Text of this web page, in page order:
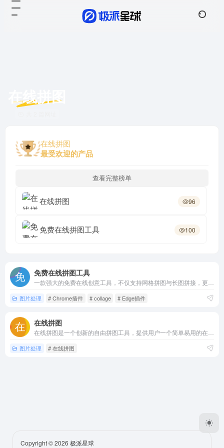
在线拼图
在线拼图
最受欢迎的产品
查看完整榜单
在线拼图 96
免费在线拼图工具 100
免费在线拼图工具
图片处理 # Chrome插件 # collage # Edge插件
在线拼图
图片处理 # 在线拼图
Copyright © 2026 极派星球